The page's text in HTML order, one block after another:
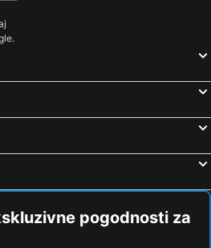
pogodnosti za